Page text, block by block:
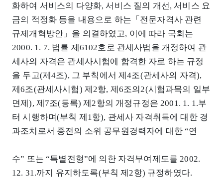
화하여 서비스의 다양화, 서비스 질의 개선, 서비스 요
금의 적정화 등을 내용으로 하는「전문자격사 관련
규제개혁방안」을 의결하였고, 이에 따라 국회는
2000. 1. 7. 법률 제6102호로 관세사법을 개정하여 관
세사의 자격은 관세사시험에 합격한 자로 하는 규정
을 두고(제4조), 그 부칙에서 제4조(관세사의 자격),
제6조(관세사시험) 제2항, 제6조의2(시험과목의 일부
면제), 제7조(등록) 제2항의 개정규정은 2001. 1. 1.부
터 시행하며(부칙 제1항), 관세사 자격취득에 대한 경
과조치로서 종전의 소위 공무원경력자에 대한 “연
수” 또는 “특별전형”에 의한 자격부여제도를 2002.
12. 31.까지 유지하도록(부칙 제2항) 규정하였다.